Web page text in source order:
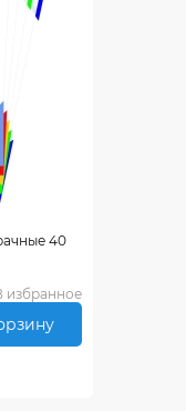
40
избранное